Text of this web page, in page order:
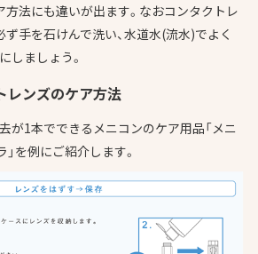
方法にも違いが出ます。なおコンタクトレ
ず手を石けんで洗い、水道水(流水)でよく
しましょう。
ンズのケア方法
が1本でできるメニコンのケア用品「メニ
を例にご紹介します。